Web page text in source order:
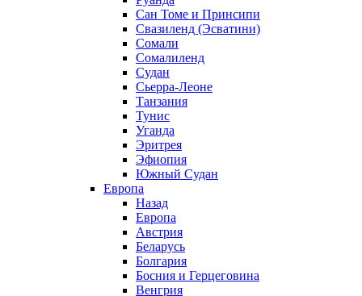
Сан Томе и Принсипи
Свазиленд (Эсватини)
Сомали
Сомалиленд
Судан
Сьерра-Леоне
Танзания
Тунис
Уганда
Эритрея
Эфиопия
Южный Судан
Европа
Назад
Европа
Австрия
Беларусь
Болгария
Босния и Герцеговина
Венгрия